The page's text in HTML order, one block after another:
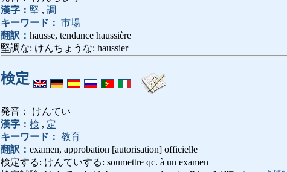
漢字： 堅 , 調
キーワード： 市場
翻訳： hausse, tendance haussière
堅調な: けんちょうな: haussier
検定
発音： けんてい
漢字： 検 , 定
キーワード： 教育
翻訳： examen, approbation [autorisation] officielle
検定する: けんていする: soumettre qc. à un examen